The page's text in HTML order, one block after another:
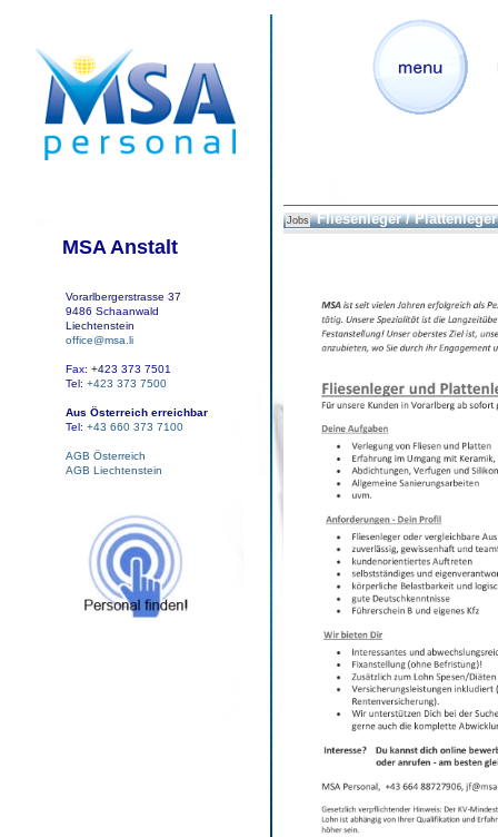
MSA Anstalt
Vorarlbergerstrasse 37
9486 Schaanwald
Liechtenstein
office@msa.li
Fax: +423 373 7501
Tel: +423 373 7500
Aus Österreich erreichbar
Tel: +43 660 373 7100
AGB Österreich
AGB Liechtenstein
Jobs Fliesenleger / Plattenleger